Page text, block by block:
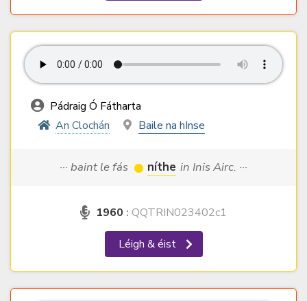
Pádraig Ó Fátharta
An Clochán
Baile na hInse
··· baint le fás níthe in Inis Airc. ···
1960 : QQTRIN023402c1
Léigh & éist